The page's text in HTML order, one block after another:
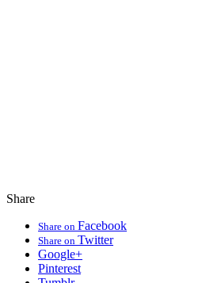
Share
Share on Facebook
Share on Twitter
Google+
Pinterest